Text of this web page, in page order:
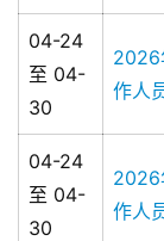
04-24
至 04-
30
2026
作人
04-24
至 04-
30
2026
作人